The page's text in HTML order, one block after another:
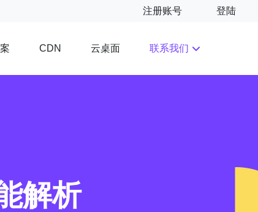
注册账号 登陆
CDN 云桌面 联系我们
解析